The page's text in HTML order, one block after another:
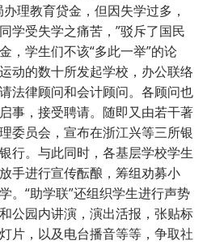
理教育贷金，但因失学过多，
学受失学之痛苦，”驳斥了国民
，学生们不该“多此一举”的论
动的数十所发起学校，办公联络
法律顾问和会计顾问。各顾问也
事，接受聘请。随即又由若干著
委员会，宣布在浙江兴等三所银
行。与此同时，各基层学校学生
手进行宣传酝酿，筹组劝募小
。“助学联”还组织学生进行声势
公园内讲演，演出活报，张贴标
片，以及电台播音等等，争取社